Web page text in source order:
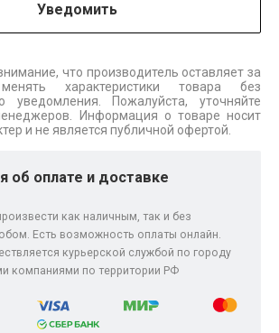
Уведомить
что производитель оставляет за
характеристики товара без
уведомления. Пожалуйста, уточняйте
Информация о товаре носит
и не является публичной офертой.
об оплате и доставке
как наличным, так и без
Есть возможность оплаты онлайн.
курьерской службой по городу
компаниями по территории РФ